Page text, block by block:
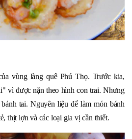
vùng làng quê Phú Thọ. Trước kia,
vì được nặn theo hình con trai. Nhưng
tai. Nguyên liệu để làm món bánh
thịt lợn và các loại gia vị cần thiết.